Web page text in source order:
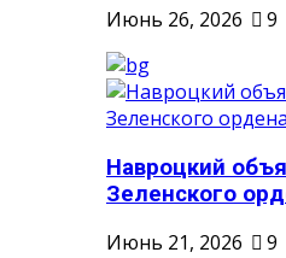
Июнь 26, 2026
9
Навроцкий
Зеленского
Июнь 21, 2026
9